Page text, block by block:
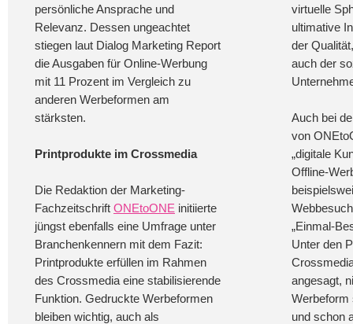
persönliche Ansprache und
Relevanz. Dessen ungeachtet
stiegen laut Dialog Marketing Report
die Ausgaben für Online-Werbung
mit 11 Prozent im Vergleich zu
anderen Werbeformen am
stärksten.
Printprodukte im Crossmedia
Die Redaktion der Marketing-
Fachzeitschrift ONEtoONE initiierte
jüngst ebenfalls eine Umfrage unter
Branchenkennern mit dem Fazit:
Printprodukte erfüllen im Rahmen
des Crossmedia eine stabilisierende
Funktion. Gedruckte Werbeformen
bleiben wichtig, auch als
virtuelle
ultimative
der
auch der
Auch bei
von
„digitale
Offline-
„Einmal-
Unter den
angesagt,
Werbeform
und schon